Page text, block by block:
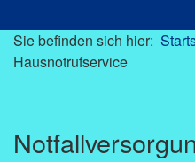
Sie befinden sich hier:
Hausnotrufservice